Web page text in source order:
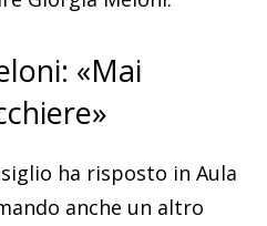
«Mai
ha risposto in Aula
anche un altro